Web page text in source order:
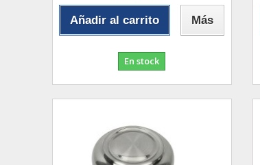
Añadir al carrito Más
En stock